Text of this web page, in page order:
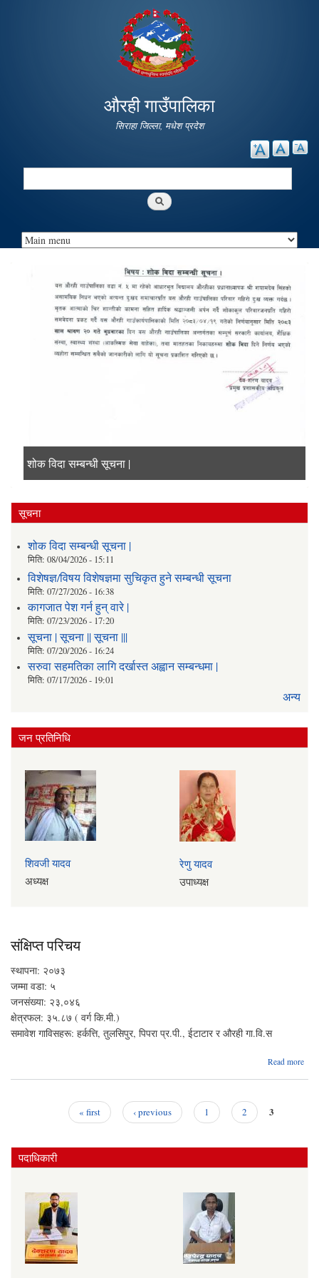
main
content
औरही गाउँपालिका
सिराहा जिल्ला, मधेश प्रदेश
Search
शोक विदा सम्बन्धी सूचना |
विशेषज्ञ/विषय विशेषज्ञमा सुचिकृत हुने सम्बन्धी सूचना
कागजात पेश गर्न हुन् वारे |
सूचना | सूचना || सूचना |||
सूचना
शोक विदा सम्बन्धी सूचना |
मिति: 08/04/2026 - 15:11
विशेषज्ञ/विषय विशेषज्ञमा सुचिकृत हुने सम्बन्धी सूचना
मिति: 07/27/2026 - 16:38
कागजात पेश गर्न हुन् वारे |
मिति: 07/23/2026 - 17:20
सूचना | सूचना || सूचना |||
मिति: 07/20/2026 - 16:24
सरुवा सहमतिका लागि दर्खास्त अह्वान सम्बन्धमा |
मिति: 07/17/2026 - 19:01
अन्य
जन प्रतिनिधि
शिवजी यादव
अध्यक्ष
रेणु यादव
उपाध्यक्ष
संक्षिप्त परिचय
स्थापना: २०७३
जम्मा वडा: ५
जनसंख्या: २३,०४६
क्षेत्रफल: ३५.८७ ( वर्ग कि.मी.)
समावेश गाविसहरू: हर्कत्ति, तुलसिपुर, पिपरा प्र.पी., ईटाटार र औरही गा.वि.स
Read more
« first ‹ previous 1 2 3
पदाधिकारी